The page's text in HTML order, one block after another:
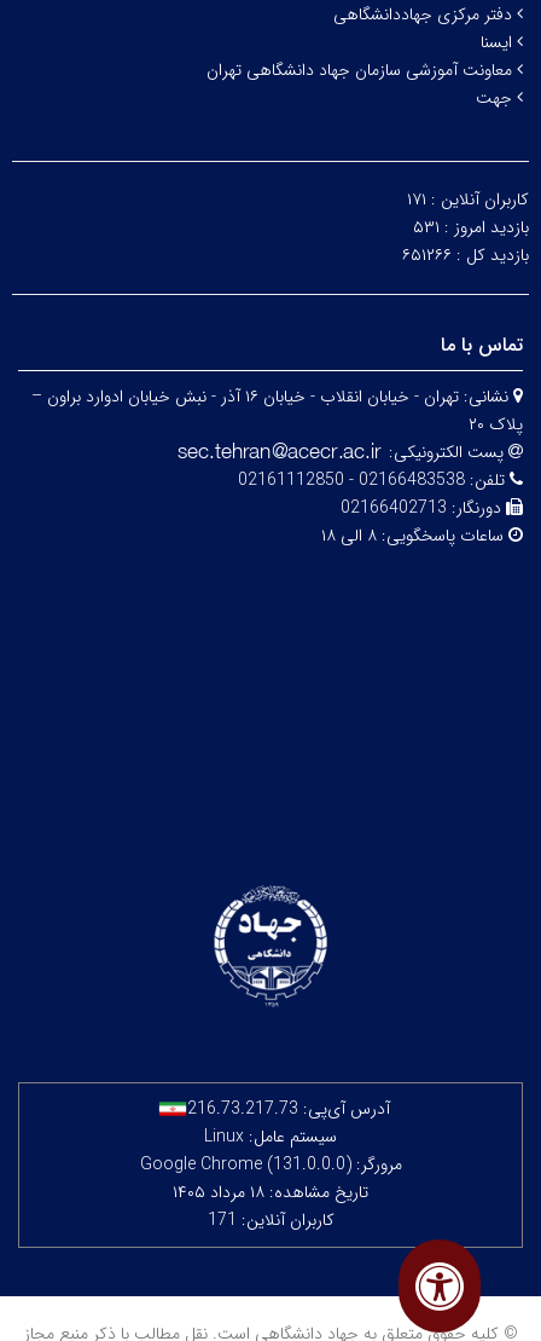
دفتر مرکزی جهاددانشگاهی
ایسنا
معاونت آموزشی سازمان جهاد دانشگاهی تهران
جهت
کاربران آنلاین : ۱۷۱
بازدید امروز : ۵۳۱
بازدید کل : ۶۵۱۲۶۶
تماس با ما
نشانی:
تهران - خیابان انقلاب - خیابان ۱۶ آذر - نبش خیابان ادوارد براون –
پلاک ۲۰
پست الکترونیکی:
تلفن: 02166483538 - 02161112850
دورنگار: 02166402713
ساعات پاسخگویی: ۸ الی ۱۸
آدرس آی‌پی: 216.73.217.73
سیستم عامل: Linux
مرورگر: Google Chrome (131.0.0.0)
تاریخ مشاهده: ۱۸ مرداد ۱۴۰۵
کاربران آنلاین: 171
© کلیه حقوق متعلق به جهاد دانشگاهی است. نقل مطالب با ذکر منبع مجاز